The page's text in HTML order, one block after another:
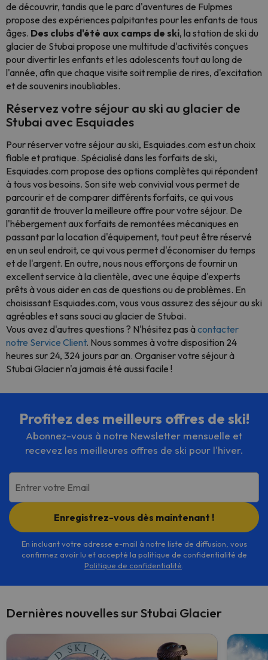
de découvrir, tandis que le parc d'aventures de Fulpmes
propose des expériences palpitantes pour les enfants de tous
âges. Des clubs d'été aux camps de ski, la station de ski du
glacier de Stubai propose une multitude d'activités conçues
pour divertir les enfants et les adolescents tout au long de
l'année, afin que chaque visite soit remplie de rires, d'excitation
et de souvenirs inoubliables.
Réservez votre séjour au ski au glacier de
Stubai avec Esquiades
Pour réserver votre séjour au ski, Esquiades.com est un choix
fiable et pratique. Spécialisé dans les forfaits de ski,
Esquiades.com propose des options complètes qui répondent
à tous vos besoins. Son site web convivial vous permet de
parcourir et de comparer différents forfaits, ce qui vous
garantit de trouver la meilleure offre pour votre séjour. De
l'hébergement aux forfaits de remontées mécaniques en
passant par la location d'équipement, tout peut être réservé
en un seul endroit, ce qui vous permet d'économiser du temps
et de l'argent. En outre, nous nous efforçons de fournir un
excellent service à la clientèle, avec une équipe d'experts
prêts à vous aider en cas de questions ou de problèmes. En
choisissant Esquiades.com, vous vous assurez des séjour au ski
agréables et sans souci au glacier de Stubai.
Vous avez d'autres questions ? N'hésitez pas àcontacter
notre Service Client. Nous sommes à votre disposition 24
heures sur 24, 324 jours par an. Organiser votre séjour à
Stubai Glacier n'a jamais été aussi facile !
Profitez des meilleurs offres de ski!
Abonnez-vous à notre Newsletter mensuelle et
recevez les meilleures offres de ski pour l'hiver.
Entrer votre Email
Enregistrez-vous dès maintenant !
En incluant votre adresse e-mail à notre liste de diffusion, vous
confirmez avoir lu et accepté la politique de confidentialité de
Politique de confidentialité
Dernières nouvelles sur Stubai Glacier